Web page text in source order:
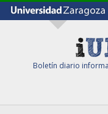
Boletín diario